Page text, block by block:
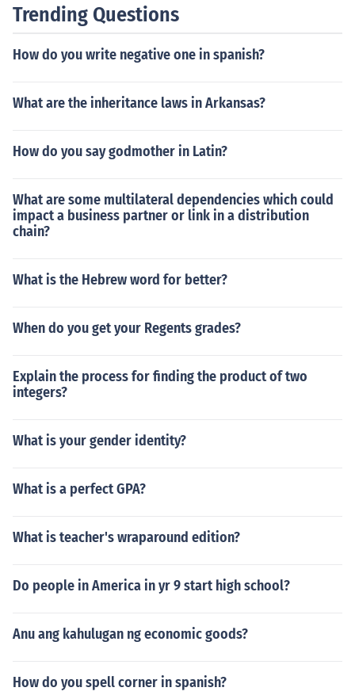
ni sa mga opisyal na estadistika mula sa Philippine Sta
sanggunian.
Trending Questions
How do you write negative one in spanish?
What are the inheritance laws in Arkansas?
How do you say godmother in Latin?
What are some multilateral dependencies which could
impact a business partner or link in a distribution
chain?
What is the Hebrew word for better?
When do you get your Regents grades?
Explain the process for finding the product of two
integers?
What is your gender identity?
What is a perfect GPA?
What is teacher's wraparound edition?
Do people in America in yr 9 start high school?
Anu ang kahulugan ng economic goods?
How do you spell corner in spanish?